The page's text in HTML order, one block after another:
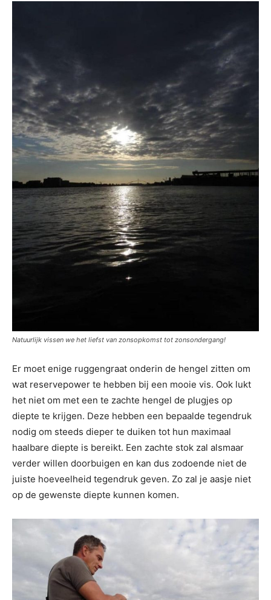
Natuurlijk vissen we het liefst van zonsopkomst tot zonsondergang!
Er moet enige ruggengraat onderin de hengel zitten om
wat reservepower te hebben bij een mooie vis. Ook lukt
het niet om met een te zachte hengel de plugjes op
diepte te krijgen. Deze hebben een bepaalde tegendruk
nodig om steeds dieper te duiken tot hun maximaal
haalbare diepte is bereikt. Een zachte stok zal alsmaar
verder willen doorbuigen en kan dus zodoende niet de
juiste hoeveelheid tegendruk geven. Zo zal je aasje niet
op de gewenste diepte kunnen komen.